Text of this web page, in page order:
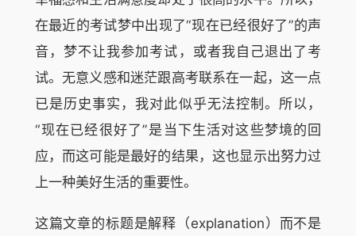
在最近的考试梦中出现了“现在已经很好了”的声
音，梦不让我参加考试，或者我自己退出了考
试。无意义感和迷茫跟高考联系在一起，这一点
已是历史事实，我对此似乎无法控制。所以，
“现在已经很好了”是当下生活对这些梦境的回
应，而这可能是最好的结果，这也显示出努力过
上一种美好生活的重要性。
这篇文章的标题是解释（explanation）而不是